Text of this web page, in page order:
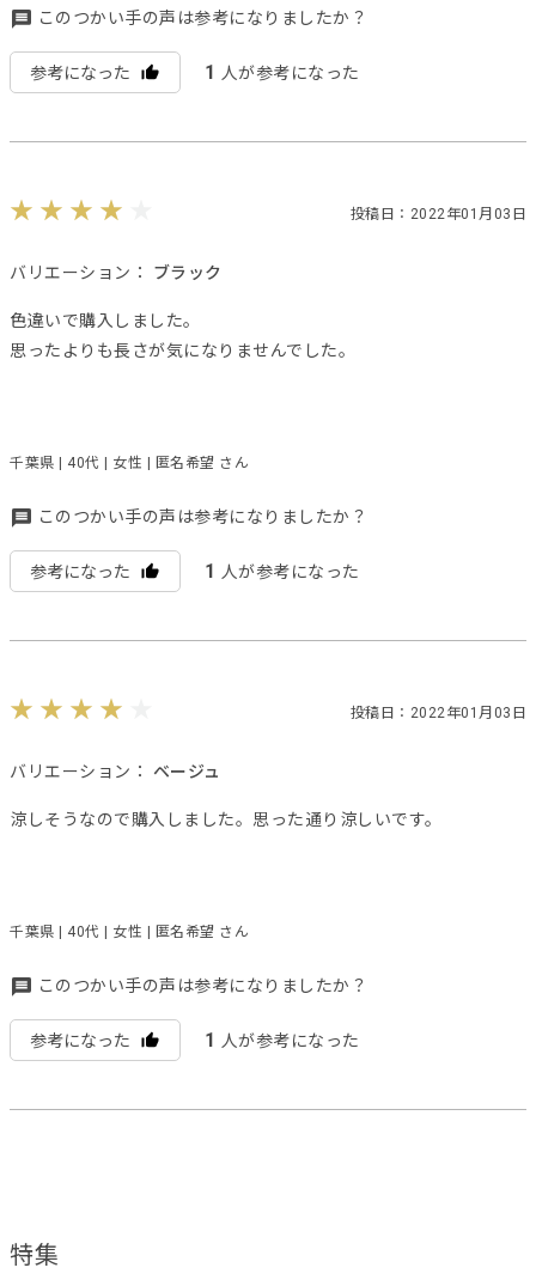
このつかい手の声は参考になりましたか？
参考になった 1 人が参考になった
投稿日：2022年01月03日
バリエーション： ブラック
色違いで購入しました。
思ったよりも長さが気になりませんでした。
千葉県 | 40代 | 女性 | 匿名希望 さん
このつかい手の声は参考になりましたか？
参考になった 1 人が参考になった
投稿日：2022年01月03日
バリエーション： ベージュ
涼しそうなので購入しました。思った通り涼しいです。
千葉県 | 40代 | 女性 | 匿名希望 さん
このつかい手の声は参考になりましたか？
参考になった 1 人が参考になった
特集